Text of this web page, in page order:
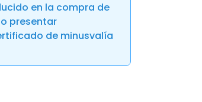
en la compra de
presentar
de minusvalía